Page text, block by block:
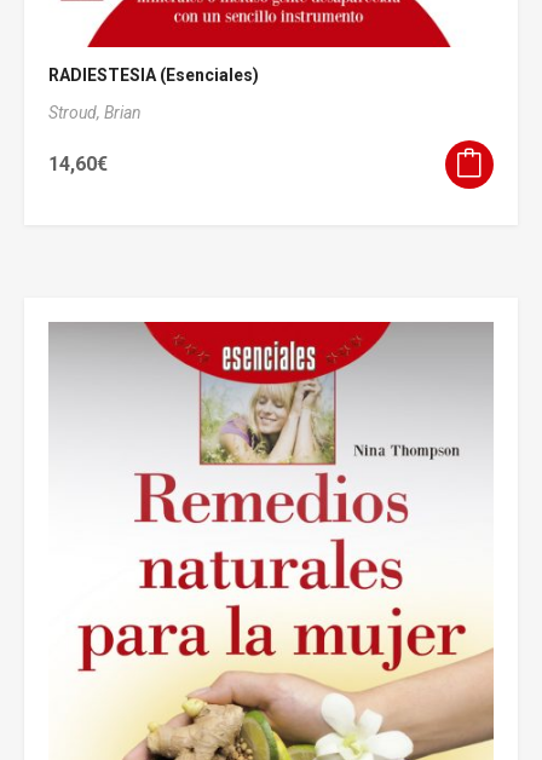
RADIESTESIA (Esenciales)
Stroud, Brian
14,60€